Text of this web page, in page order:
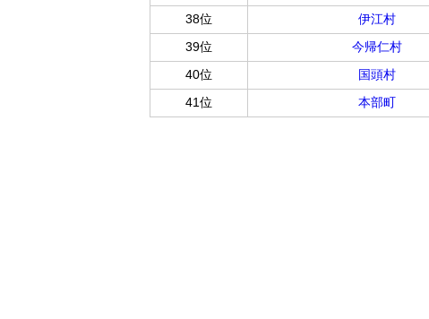
38位
伊江村
39位
今帰仁村
40位
国頭村
41位
本部町